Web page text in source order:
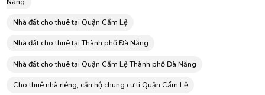
Nhà đất cho thuê tại Quận Cẩm Lệ
Nhà đất cho thuê tại Thành phố Đà Nẵng
Nhà đất cho thuê tại Quận Cẩm Lệ Thành phố Đà Nẵng
Cho thuê nhà riêng, căn hộ chung cư ti Quận Cẩm Lệ